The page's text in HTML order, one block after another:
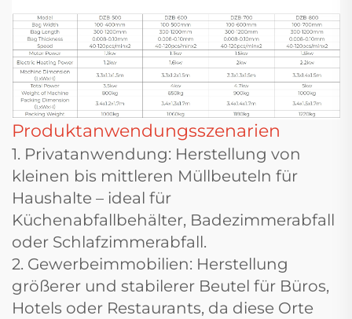
Produktanwendungsszenarien
1. Privatanwendung: Herstellung von
kleinen bis mittleren Müllbeuteln für
Haushalte – ideal für
Küchenabfallbehälter, Badezimmerabfall
oder Schlafzimmerabfall.
2. Gewerbeimmobilien: Herstellung
größerer und stabilerer Beutel für Büros,
Hotels oder Restaurants, da diese Orte